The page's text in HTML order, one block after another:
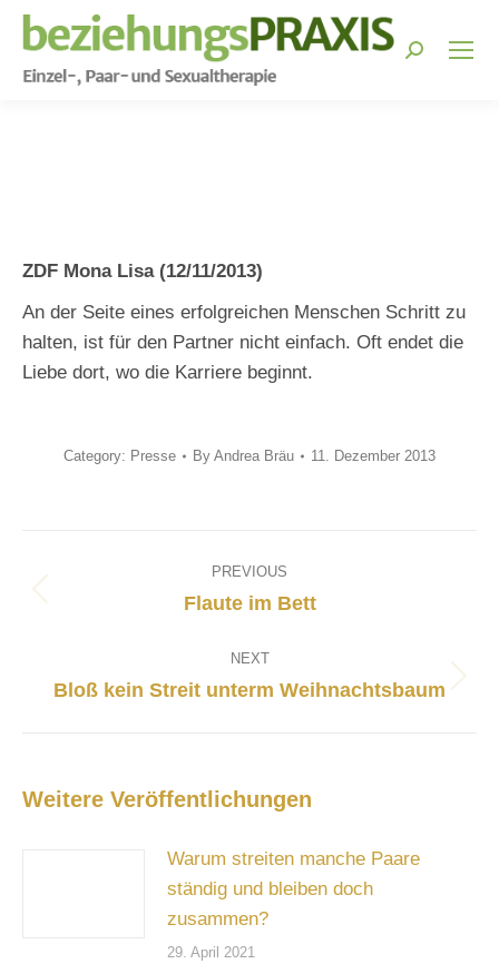
Search:
ZDF Mona Lisa (12/11/2013)
An der Seite eines erfolgreichen Menschen Schritt zu
halten, ist für den Partner nicht einfach. Oft endet die
Liebe dort, wo die Karriere beginnt.
Category: Presse By Andrea Bräu 11. Dezember 2013
navigation
PREVIOUS
Previous
Flaute im Bett
NEXT
Next
Bloß kein Streit unterm Weihnachtsbaum
Weitere Veröffentlichungen
Warum streiten manche Paare
ständig und bleiben doch
zusammen?
29. April 2021